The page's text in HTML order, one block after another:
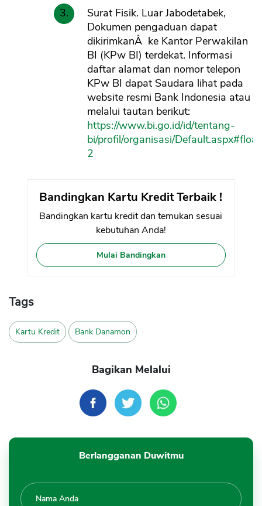
Surat Fisik. Luar Jabodetabek,
Dokumen pengaduan dapat
dikirimkanÂ ke Kantor Perwakilan
BI (KPw BI) terdekat. Informasi
daftar alamat dan nomor telepon
KPw BI dapat Saudara lihat pada
website resmi Bank Indonesia atau
melalui tautan berikut:
https://www.bi.go.id/id/tentang-
bi/profil/organisasi/
2
Bandingkan Kartu Kredit Terbaik !
Bandingkan kartu kredit dan temukan sesuai
kebutuhan Anda!
Mulai Bandingkan
Tags
Kartu Kredit Bank Danamon
Bagikan Melalui
Berlangganan Duwitmu